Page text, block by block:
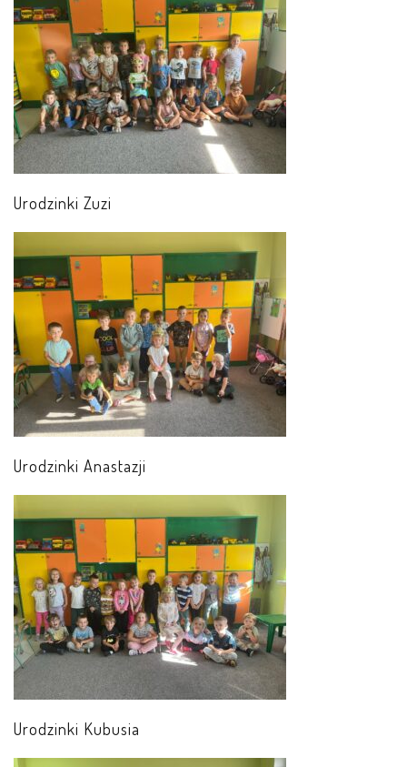
AKTUALNOŚCI
PORADY DLA RODZICÓW
REKRUTACJA
DOKUMENTY DO POBRANIA
COVID – 19
BIP
E-DZIENNIK
LOGOWANIE
REJESTRACJA KONTA
KONTAKT
Urodzinki Zuzi
Urodzinki Anastazji
Urodzinki Kubusia